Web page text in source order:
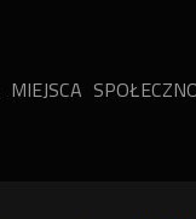
MIEJSCA